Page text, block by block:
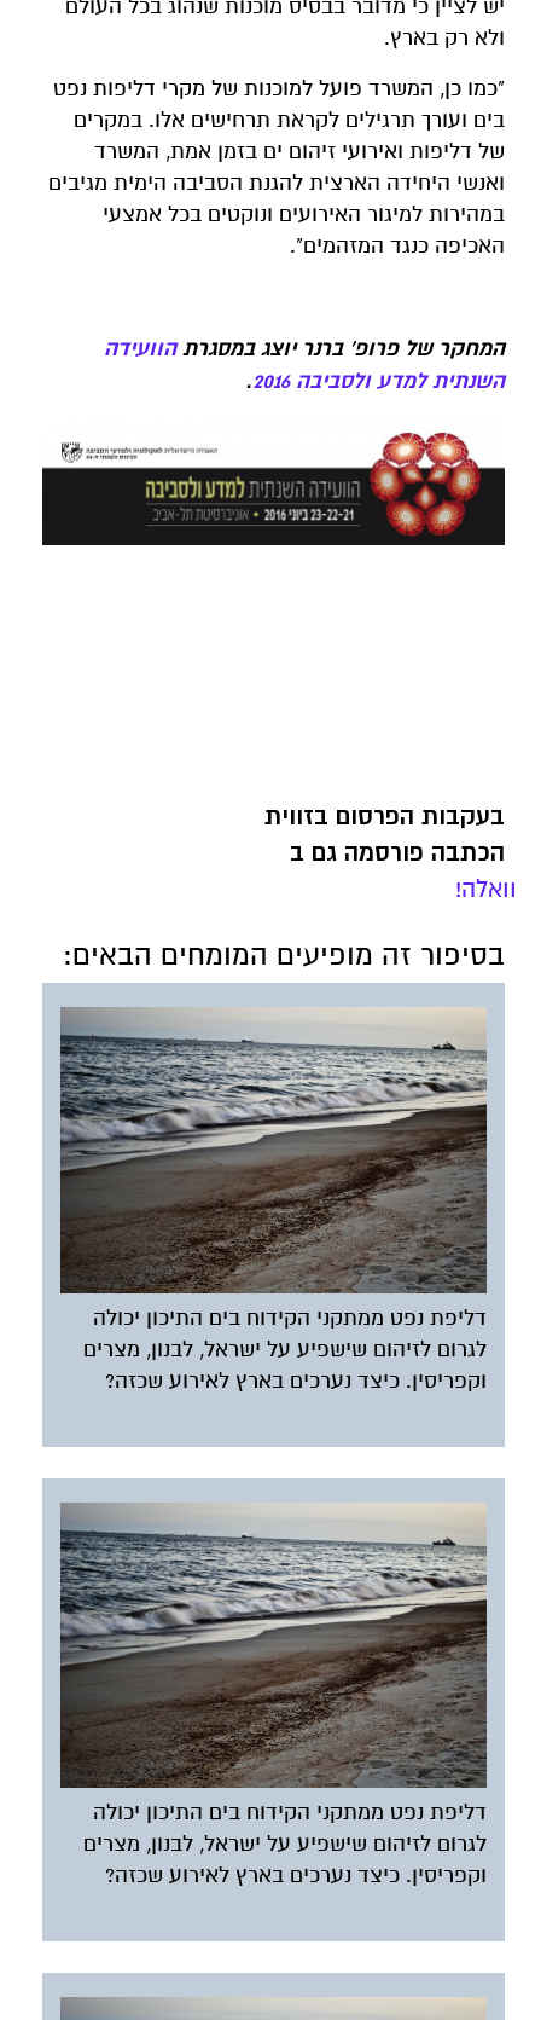
יש לציין כי מדובר בבסיס מוכנות שנהוג בכל העולם
ולא רק בארץ.
"כמו כן, המשרד פועל למוכנות של מקרי דליפות נפט
בים ועורך תרגילים לקראת תרחישים אלו. במקרים
של דליפות ואירועי זיהום ים בזמן אמת, המשרד
ואנשי היחידה הארצית להגנת הסביבה הימית מגיבים
במהירות למיגור האירועים ונוקטים בכל אמצעי
האכיפה כנגד המזהמים".
המחקר של פרופ' ברנר יוצג במסגרתהוועידה
השנתית למדע ולסביבה 2016
.
בעקבות הפרסום בזווית
הכתבה פורסמה גם ב
וואלה!
בסיפור זה מופיעים המומחים הבאים:
דליפת נפט ממתקני הקידוח בים התיכון יכולה
לגרום לזיהום שישפיע על ישראל, לבנון, מצרים
וקפריסין. כיצד נערכים בארץ לאירוע שכזה?
דליפת נפט ממתקני הקידוח בים התיכון יכולה
לגרום לזיהום שישפיע על ישראל, לבנון, מצרים
וקפריסין. כיצד נערכים בארץ לאירוע שכזה?